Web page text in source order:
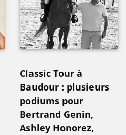
Classic Tour à
Baudour : plusieurs
podiums pour
Bertrand Genin,
Ashley Honorez,